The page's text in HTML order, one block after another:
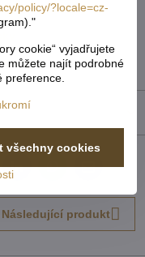
LinkedInWhatsApp
E-
Následující produkt
policy/?locale=cz-
cookie“ vyjadřujete
můžete najít podrobné
preference.
všechny cookies